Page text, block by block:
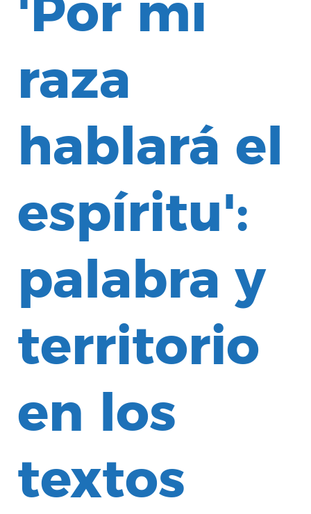
'Por mi
raza
hablará el
espíritu':
palabra y
territorio
en los
textos